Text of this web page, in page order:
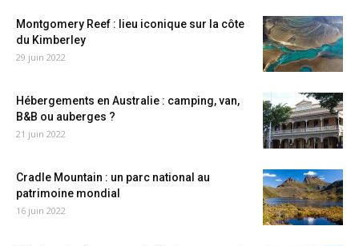
Montgomery Reef : lieu iconique sur la côte
du Kimberley
29 juin 2022
Hébergements en Australie : camping, van,
B&B ou auberges ?
21 juin 2022
Cradle Mountain : un parc national au
patrimoine mondial
16 juin 2022